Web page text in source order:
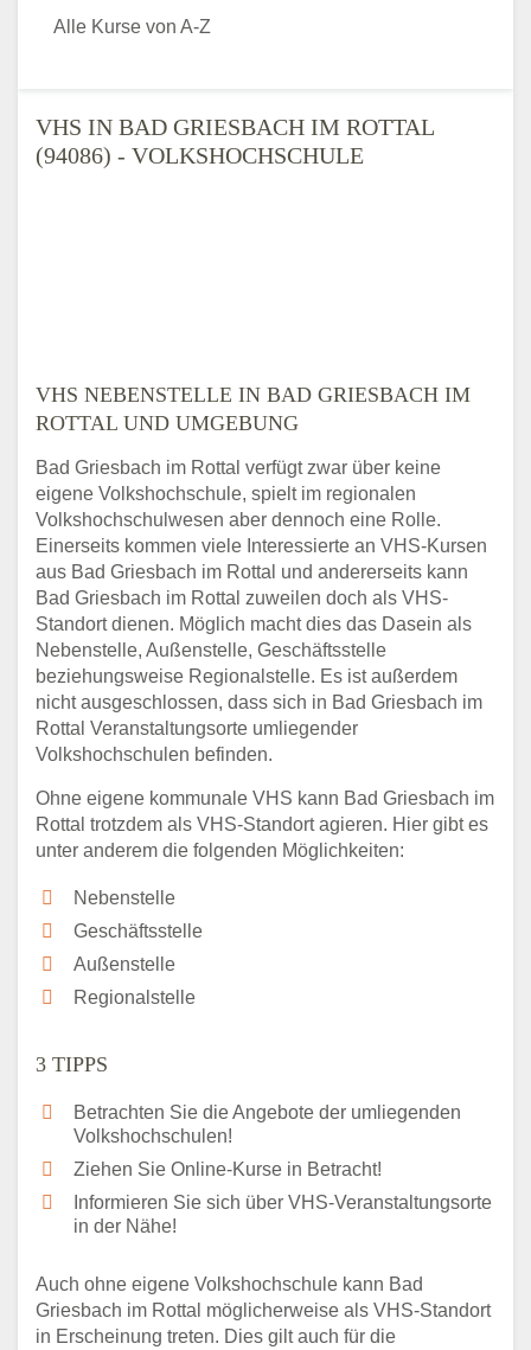
VHS IN BAD GRIESBACH IM ROTTAL
(94086) - VOLKSHOCHSCHULE
VHS NEBENSTELLE IN BAD GRIESBACH IM
ROTTAL UND UMGEBUNG
Bad Griesbach im Rottal verfügt zwar über keine
eigene Volkshochschule, spielt im regionalen
Volkshochschulwesen aber dennoch eine Rolle.
Einerseits kommen viele Interessierte an VHS-Kursen
aus Bad Griesbach im Rottal und andererseits kann
Bad Griesbach im Rottal zuweilen doch als VHS-
Standort dienen. Möglich macht dies das Dasein als
Nebenstelle, Außenstelle, Geschäftsstelle
beziehungsweise Regionalstelle. Es ist außerdem
nicht ausgeschlossen, dass sich in Bad Griesbach im
Rottal Veranstaltungsorte umliegender
Volkshochschulen befinden.
Ohne eigene kommunale VHS kann Bad Griesbach im
Rottal trotzdem als VHS-Standort agieren. Hier gibt es
unter anderem die folgenden Möglichkeiten:
Nebenstelle
Geschäftsstelle
Außenstelle
Regionalstelle
3 TIPPS
Betrachten Sie die Angebote der umliegenden
Volkshochschulen!
Ziehen Sie Online-Kurse in Betracht!
Informieren Sie sich über VHS-Veranstaltungsorte
in der Nähe!
Auch ohne eigene Volkshochschule kann Bad
Griesbach im Rottal möglicherweise als VHS-Standort
in Erscheinung treten. Dies gilt auch für die
Alle Kurse von A-Z